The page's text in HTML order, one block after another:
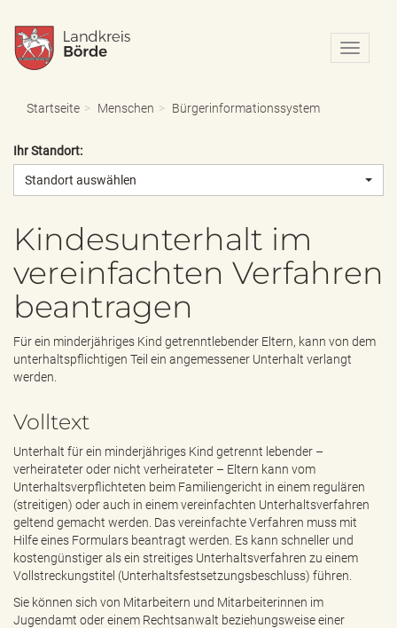
N
a
o
-
u
s
b
Startseite Menschen Bürgerinformationssystem
Ihr Standort:
Standort auswählen
Kindesunterhalt im
vereinfachten Verfahren
beantragen
Für ein minderjähriges Kind getrenntlebender Eltern, kann von dem
unterhaltspflichtigen Teil ein angemessener Unterhalt verlangt
werden.
Volltext
Unterhalt für ein minderjähriges Kind getrennt lebender –
verheirateter oder nicht verheirateter – Eltern kann vom
Unterhaltsverpflichteten beim Familiengericht in einem regulären
(streitigen) oder auch in einem vereinfachten Unterhaltsverfahren
geltend gemacht werden. Das vereinfachte Verfahren muss mit
Hilfe eines Formulars beantragt werden. Es kann schneller und
kostengünstiger als ein streitiges Unterhaltsverfahren zu einem
Vollstreckungstitel (Unterhaltsfestsetzungsbeschluss) führen.
Sie können sich von Mitarbeitern und Mitarbeiterinnen im
Jugendamt oder einem Rechtsanwalt beziehungsweise einer